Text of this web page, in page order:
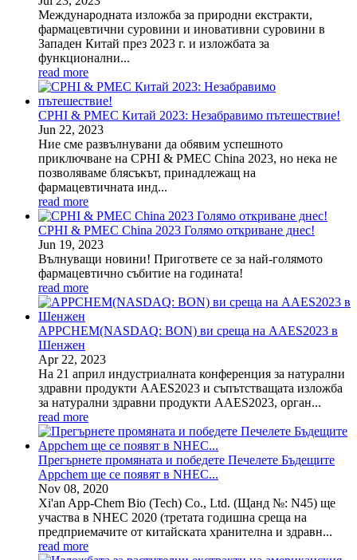
Международната изложба за природни екстракти,
фармацевтични суровини и иновативни суровини в
Западен Китай през 2023 г. и изложбата за
функционални...
read more
CPHI & PMEC Китай 2023: Незабравимо пътешествие!
Jun 22, 2023
Ние сме развълнувани да обявим успешното
приключване на CPHI & PMEC China 2023, но нека не
позволяваме блясъкът, принадлежащ на
фармацевтичната инд...
read more
CPHI & PMEC China 2023 Голямо откриване днес!
Jun 19, 2023
Вълнуващи новини! Пригответе се за най-голямото
фармацевтично събитие на годината!
read more
APPCHEM(NASDAQ: BON) ви среща на AAES2023 в
Шенжен
Apr 22, 2023
На 21 април индустриалната конференция за натурални
здравни продукти AAES2023 и съпътстващата изложба
за натурални здравни продукти AAES2023, орган...
read more
Прегърнете промяната и победете Печелете Бъдещите
Appchem ще се появят в NHEC...
Nov 08, 2020
Xi'an App-Chem Bio (Tech) Co., Ltd. (Щанд №: N45) ще
участва в NHEC 2020 (третата годишна среща на
предприемачите от китайската хранителна и здравн...
read more